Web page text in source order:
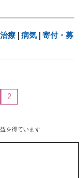
治療 病気
寄付・募
2
を得ています